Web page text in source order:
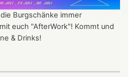
Burgschänke immer
euch "AfterWork"! Kommt und
& Drinks!